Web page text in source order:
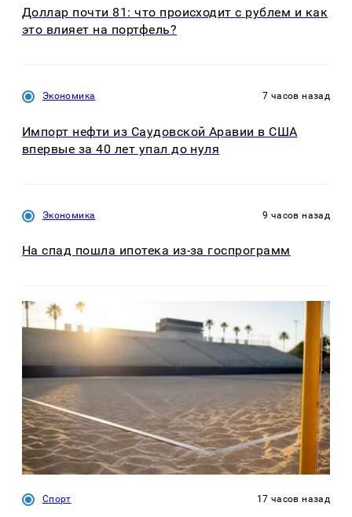
Доллар почти 81: что происходит с рублем и как
это влияет на портфель?
Экономика 7 часов назад
Импорт нефти из Саудовской Аравии в США
впервые за 40 лет упал до нуля
Экономика 9 часов назад
На спад пошла ипотека из-за госпрограмм
Спорт 17 часов назад